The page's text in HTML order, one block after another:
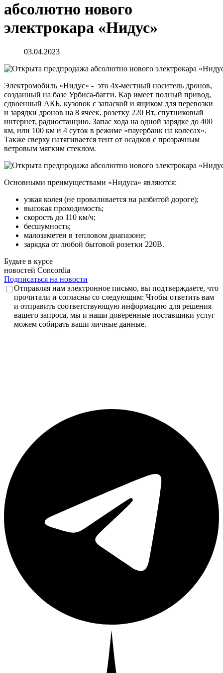
абсолютно нового
электрокара «Нидус»
03.04.2023
Электромобиль «Нидус» - это 4х-местный носитель дронов,
созданный на базе Урбиса-багги. Кар имеет полный привод,
сдвоенный АКБ, кузовок с запаской и ящиком для перевозки
и зарядки дронов на 8 ячеек, розетку 220 Вт, спутниковый
интернет, радиостанцию. Запас хода на одной зарядке до 400
км, или 100 км и 4 суток в режиме «пауербанк на колесах».
Также сверху натягивается тент от осадков с прозрачным
ветровым мягким стеклом.
Основными преимуществами «Нидуса» являются:
узкая колея (не проваливается на разбитой дороге);
высокая проходимость;
скорость до 110 км/ч;
бесшумность;
малозаметен в тепловом диапазоне;
зарядка от любой бытовой розетки 220В.
Будьте в курсе
новостей Concordia
Подписаться на новости
Отправляя нам электронное письмо, вы подтверждаете, что
прочитали и согласны со следующим: Чтобы ответить вам
и отправить соответствующую информацию для решения
вашего запроса, мы и наши доверенные поставщики услуг
можем собирать ваши личные данные.